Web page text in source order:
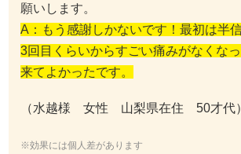
願いします。
A：もう感謝しかないです！最初は半
3回目くらいからすごい痛みがなくな
来てよかったです。
（水越様 女性 山梨県在住 50才代）
※効果には個人差があります